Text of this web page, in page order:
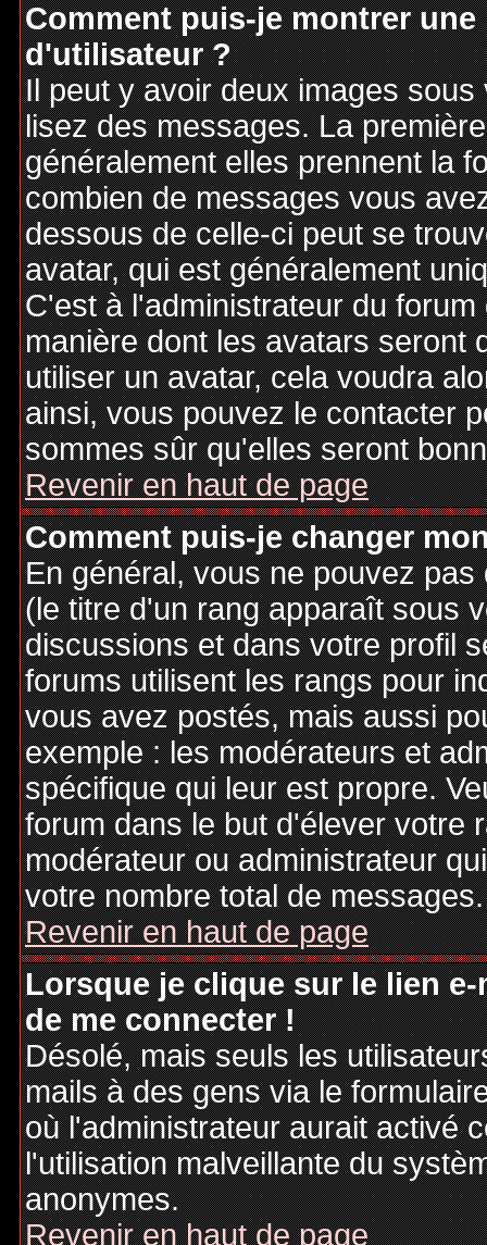
Comment puis-je montrer
d'utilisateur ?
Il peut y avoir deux images
lisez des messages. La
généralement elles prennent la
combien de messages vous
dessous de celle-ci peut se
avatar, qui est généralement
C'est à l'administrateur du
manière dont les avatars seront
utiliser un avatar, cela voudra
ainsi, vous pouvez le contacter
sommes sûr qu'elles seront
Revenir en haut de page
Comment puis-je changer
En général, vous ne pouvez
(le titre d'un rang apparaît sous
discussions et dans votre profil
forums utilisent les rangs pour
vous avez postés, mais aussi
exemple : les modérateurs et
spécifique qui leur est propre.
forum dans le but d'élever votre
modérateur ou administrateur
votre nombre total de messages.
Revenir en haut de page
Lorsque je clique sur le lien
de me connecter !
Désolé, mais seuls les
mails à des gens via le
où l'administrateur aurait activé
l'utilisation malveillante du
anonymes.
Revenir en haut de page